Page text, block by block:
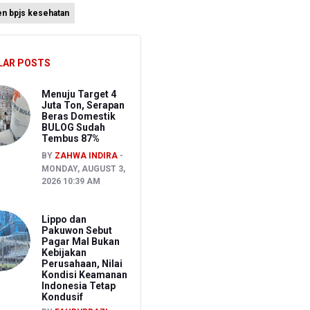
bpjs kesehatan
POSTS
Menuju Target 4
Juta Ton, Serapan
Beras Domestik
BULOG Sudah
Tembus 87%
BY ZAHWA INDIRA
MONDAY, AUGUST 3,
2026 10:39 AM
Lippo dan
Pakuwon Sebut
Pagar Mal Bukan
Kebijakan
Perusahaan, Nilai
Kondisi Keamanan
Indonesia Tetap
Kondusif